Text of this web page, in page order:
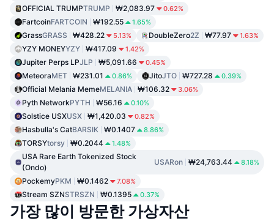
OFFICIAL TRUMPTRUMP ₩2,083.97 0.62%
FartcoinFARTCOIN ₩192.55 1.65%
GrassGRASS ₩428.22 5.13% DoubleZero2Z ₩77.97 1.63%
YZY MONEYYZY ₩417.09 1.42%
Jupiter Perps LPJLP ₩5,091.66 0.45%
MeteoraMET ₩231.01 0.86% JitoJTO ₩727.28 0.39%
Official Melania MemeMELANIA ₩106.32 3.06%
Pyth NetworkPYTH ₩56.16 0.10%
Solstice USXUSX ₩1,420.03 0.82%
Hasbulla's CatBARSIK ₩0.1407 8.86%
TORSYtorsy ₩0.2044 1.48%
USA Rare Earth Tokenized Stock
(Ondo)
USARon ₩24,763.44 8.18%
PockemyPKM ₩0.1462 7.08%
Stream SZNSTRSZN ₩0.1395 0.37%
가장 많이 방문한 가상자산